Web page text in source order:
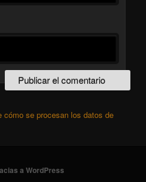
cómo se procesan los datos de
a WordPress